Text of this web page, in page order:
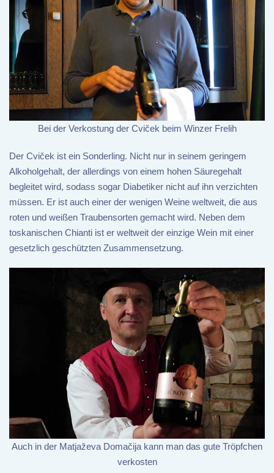
Bei der Verkostung der Cviček beim Winzer Frelih
Der Cviček ist ein Sonderling. Nicht nur in seinem geringem
Alkoholgehalt, der allerdings von einem hohen Säuregehalt
begleitet wird, sodass sogar Diabetiker nicht auf ihn verzichten
müssen. Er ist auch einer der wenigen Weine weltweit, die aus
roten und weißen Traubensorten gemacht wird. Neben dem
toskanischen Chianti ist er weltweit der einzige Wein mit einer
gesetzlich geschützten Zusammensetzung.
Auch in der Matjaževa Domačija kann man das gute Tröpfchen
verkosten